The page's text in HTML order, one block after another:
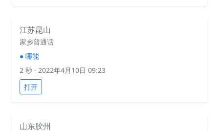
江苏昆山
家乡普通话
● 哪能
2 秒 · 2022年4月10日 09:23
打开
山东胶州